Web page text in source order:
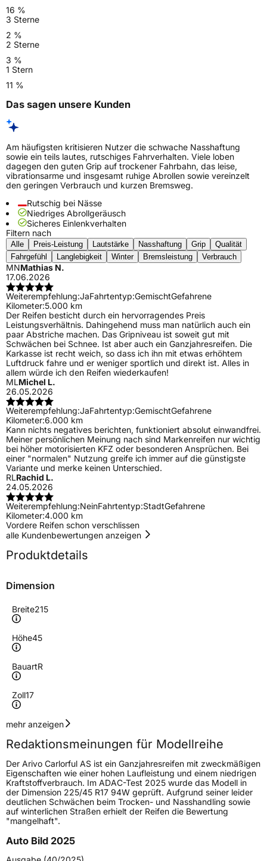
16 %
3 Sterne
2 %
2 Sterne
3 %
1 Stern
11 %
Das sagen unsere Kunden
Am häufigsten kritisieren Nutzer die schwache Nasshaftung
sowie ein teils lautes, rutschiges Fahrverhalten. Viele loben
dagegen den guten Grip auf trockener Fahrbahn, das leise,
vibrationsarme und insgesamt ruhige Abrollen sowie vereinzelt
den geringen Verbrauch und kurzen Bremsweg.
Rutschig bei Nässe
Niedriges Abrollgeräusch
Sicheres Einlenkverhalten
Filtern nach
Alle Preis-Leistung Lautstärke Nasshaftung Grip
Qualität
Fahrgefühl
Langlebigkeit Winter Bremsleistung Verbrauch
MNMathias N.
17.06.2026
Weiterempfehlung:JaFahrtentyp:GemischtGefahrene
Kilometer:5.000 km
Der Reifen besticht durch ein hervorragendes Preis
Leistungsverhältnis. Dahingehend muss man natürlich auch ein
paar Abstriche machen. Das Gripniveau ist soweit gut mit
Schwächen bei Schnee. Ist aber auch ein Ganzjahresreifen. Die
Karkasse ist recht weich, so dass ich ihn mit etwas erhöhtem
Luftdruck fahre und er weniger sportlich und direkt ist. Alles in
allem würde ich den Reifen wiederkaufen!
MLMichel L.
26.05.2026
Weiterempfehlung:JaFahrtentyp:GemischtGefahrene
Kilometer:6.000 km
Kann nichts negatives berichten, funktioniert absolut einwandfrei.
Meiner persönlichen Meinung nach sind Markenreifen nur wichtig
bei höher motorisierten KFZ oder besonderen Ansprüchen. Bei
einer "normalen" Nutzung greife ich immer auf die günstigste
Variante und merke keinen Unterschied.
RLRachid L.
24.05.2026
Weiterempfehlung:NeinFahrtentyp:StadtGefahrene
Kilometer:4.000 km
Vordere Reifen schon verschlissen
alle Kundenbewertungen anzeigen
Produktdetails
Dimension
Breite215
Höhe45
BauartR
Zoll17
Geschwindigkeitsindex
Höchstgeschwindigkeit
270 km/h
Lastindex91
Höchstlast615 kg
Generelle Merkmale
FahrzeugtypPKW
mehr anzeigen
Redaktionsmeinungen für Modellreihe
Der Arivo Carlorful AS ist ein Ganzjahresreifen mit zweckmäßigen
Eigenschaften wie einer hohen Laufleistung und einem niedrigen
Kraftstoffverbrauch. Im ADAC-Test 2025 wurde das Modell in
der Dimension 225/45 R17 94W geprüft. Aufgrund seiner leider
deutlichen Schwächen beim Trocken- und Nasshandling sowie
auf winterlichen Straßen erhielt der Reifen die Bewertung
"mangelhaft".
Auto Bild 2025